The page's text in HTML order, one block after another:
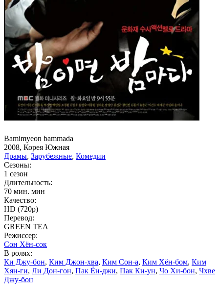
Bamimyeon bammada
2008, Корея Южная
Драмы, Зарубежные, Комедии
Сезоны:
1 сезон
Длительность:
70 мин. мин
Качество:
HD (720p)
Перевод:
GREEN TEA
Режиссер:
Сон Хён-сок
В ролях:
Ки Джу-бон, Ким Джон-хва, Ким Сон-а, Ким Хён-бом, Ким
Хян-ги, Ли Дон-гон, Пак Ён-джи, Пак Ки-ун, Чо Хи-бон, Чхве
Джу-бон